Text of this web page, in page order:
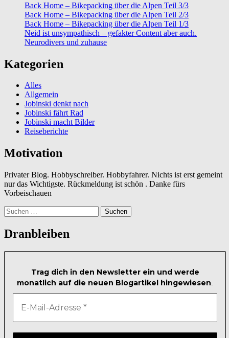
Back Home – Bikepacking über die Alpen Teil 3/3
Back Home – Bikepacking über die Alpen Teil 2/3
Back Home – Bikepacking über die Alpen Teil 1/3
Neid ist unsympathisch – gefakter Content aber auch.
Neurodivers und zuhause
Kategorien
Alles
Allgemein
Jobinski denkt nach
Jobinski fährt Rad
Jobinski macht Bilder
Reiseberichte
Motivation
Privater Blog. Hobbyschreiber. Hobbyfahrer. Nichts ist erst gemeint
nur das Wichtigste. Rückmeldung ist schön . Danke fürs
Vorbeischauen
Suchen
nach:
Dranbleiben
Trag dich in den Newsletter ein und werde
monatlich auf die neuen Blogartikel hingewiesen.